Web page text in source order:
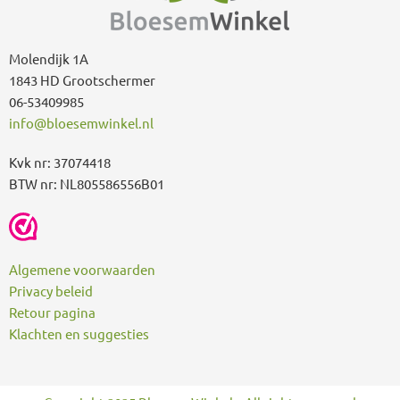
Molendijk 1A
1843 HD Grootschermer
06-53409985
info@bloesemwinkel.nl
Kvk nr: 37074418
BTW nr: NL805586556B01
Algemene voorwaarden
Privacy beleid
Retour pagina
Klachten en suggesties